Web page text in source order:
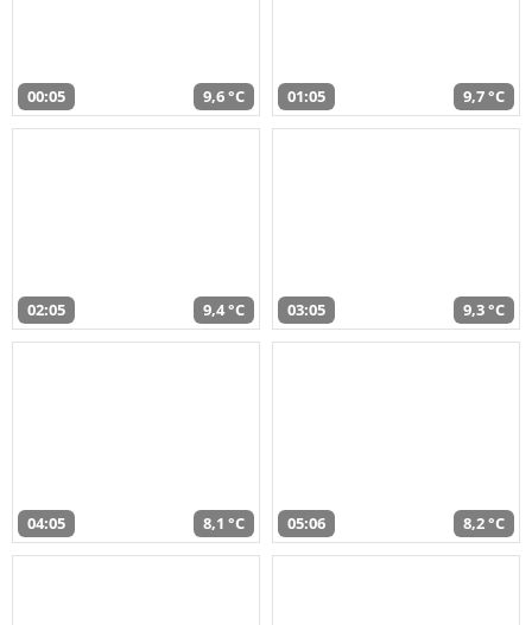
00:05 9,6 °C 01:05 9,7 °C
02:05 9,4 °C 03:05 9,3 °C
04:05 8,1 °C 05:06 8,2 °C